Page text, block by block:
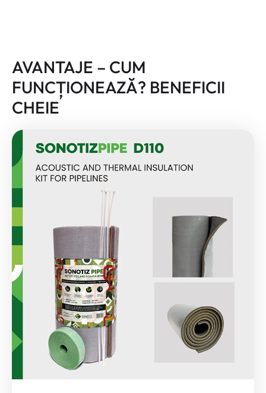
AVANTAJE – CUM
FUNCȚIONEAZĂ? BENEFICII
CHEIE